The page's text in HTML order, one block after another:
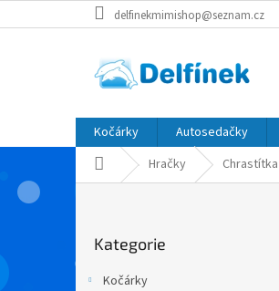
na
delfinekmimishop@seznam.cz
Kočárky Autosedačky
Domů Hračky
r
kategorie
Kategorie
Kočárky